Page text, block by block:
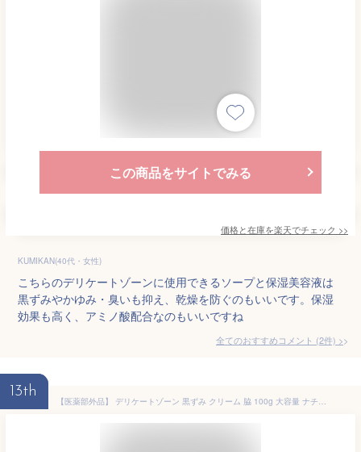
この商品をサイトでみる
価格と在庫を楽天でチェック >>
KUMIKAN(40代・女性)
こちらのデリケートゾーンに使用できるソープと保湿美容液は
黒ずみやかゆみ・臭いも抑え、乾燥を防ぐのもいいです。保湿
効果も高く、アミノ酸配合なのもいいですね
全てのおすすめコメント (2件) >
13th
【医薬部外品】 デリケートゾーン 黒ずみ クリーム 脇 100g 大容量 ナチュレコ 薬用ホワイトクリーム お尻 乳首 ヒップ ニキビ 黒ずみケア ケア VIO ワキ わき 対策 膝 美白クリーム 美白 シミ そばかす 保湿 毛穴 マタニティ 妊婦 フェムケア